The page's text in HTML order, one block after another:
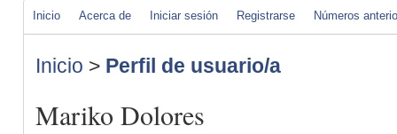
Inicio Acerca de Iniciar sesión Registrarse Números
Inicio > Perfil de usuario/a
Mariko Dolores